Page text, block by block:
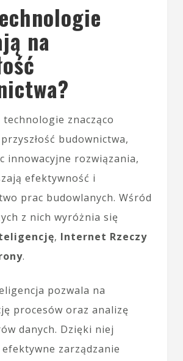
na
technologie znacząco
budownictwa,
innowacyjne rozwiązania,
efektywność i
prac budowlanych. Wśród
z nich wyróżnia się
, Internet Rzeczy
.
pozwala na
procesów oraz analizę
danych. Dzięki niej
zarządzanie